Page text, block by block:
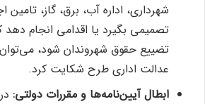
شهرداری، اداره آب، برق، گاز،
تصمیمی بگیرد یا اقدامی انجام
تضییع حقوق شهروندان شود،
عدالت اداری طرح شکایت کرد.
ابطال آیین‌نامه‌ها و مقررات دولتی: